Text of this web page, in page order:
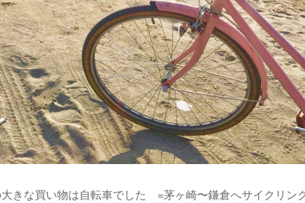
大きな買い物は自転車でした =茅ヶ崎〜鎌倉へサイクリン